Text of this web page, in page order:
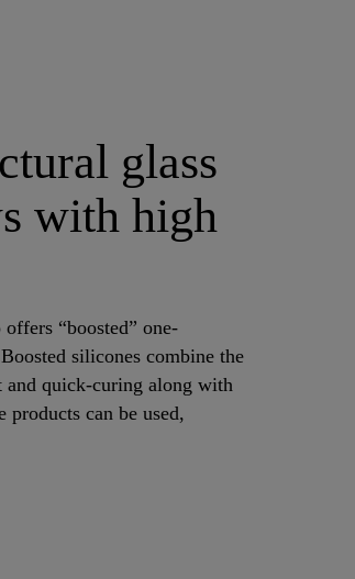
glass
with high
“boosted” one-
silicones combine the
and quick-curing along with
can be used,